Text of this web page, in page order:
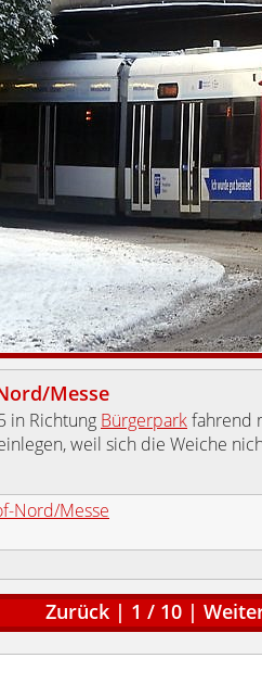
Messe
in Richtung Bürgerparkfahrend
weil sich die Weiche
Nord/Messe
Zurück | 1 / 10 |